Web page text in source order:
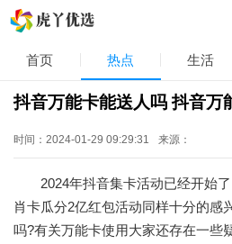
首页 热点 生活
抖音万能卡能送人吗 抖音万
时间：2024-01-29 09:29:31 来源：
2024年抖音集卡活动已经开始了
肖卡瓜分2亿红包活动同样十分的感
吗?有关万能卡使用大家还存在一些